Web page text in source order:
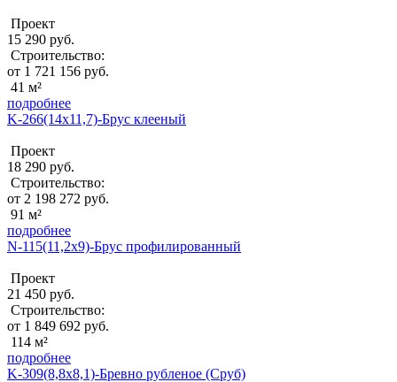
Проект
15 290 руб.
Строительство:
от 1 721 156 руб.
41 м²
подробнее
K-266(14x11,7)-Брус клееный
Проект
18 290 руб.
Строительство:
от 2 198 272 руб.
91 м²
подробнее
N-115(11,2x9)-Брус профилированный
Проект
21 450 руб.
Строительство:
от 1 849 692 руб.
114 м²
подробнее
K-309(8,8x8,1)-Бревно рубленое (Сруб)